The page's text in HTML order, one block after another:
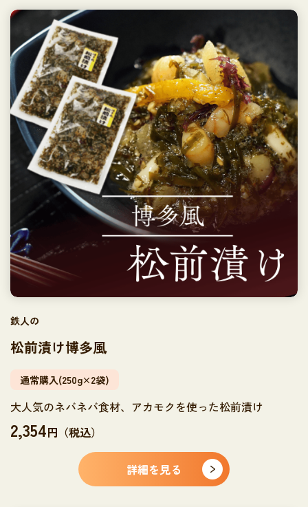
鉄人の
松前漬け博多風
通常購入(250g×2袋)
大人気のネバネバ食材、アカモクを使った松前漬け
2,354円（税込）
詳細を見る